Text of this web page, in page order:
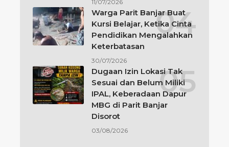
11/07/2026
Warga Parit Banjar Buat
Kursi Belajar, Ketika Cinta
Pendidikan Mengalahkan
Keterbatasan
30/07/2026
Dugaan Izin Lokasi Tak
Sesuai dan Belum Miliki
IPAL, Keberadaan Dapur
MBG di Parit Banjar
Disorot
03/08/2026